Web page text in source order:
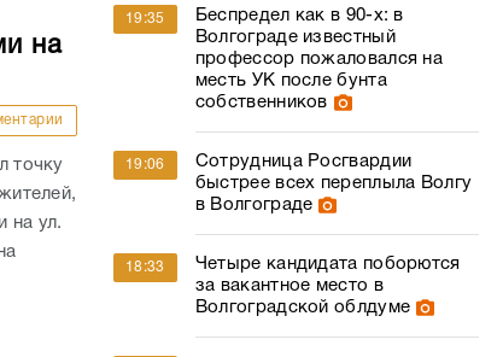
на
точку
на ул.
19:35
Беспредел как в 90-х: в
Волгограде известный
профессор пожаловался на
месть УК после бунта
собственников
19:06
Сотрудница Росгвардии
быстрее всех переплыла Волгу
в Волгограде
18:33
Четыре кандидата поборются
за вакантное место в
Волгоградской облдуме